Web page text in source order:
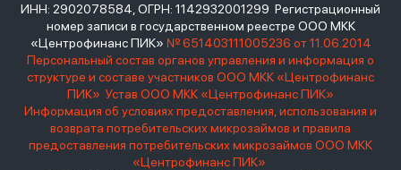
ИНН: 2902078584, ОГРН: 1142932001299 Регистрационный
номер записи в государственном реестре ООО МКК
«Центрофинанс ПИК» № 651403111005236 от 11.06.2014
Персональный состав органов управления и информация о
структуре и составе участников ООО МКК «Центрофинанс
ПИК» Устав ООО МКК «Центрофинанс ПИК»
Информация об условиях предоставления, использования и
возврата потребительских микрозаймов и правила
предоставления потребительских микрозаймов ООО МКК
«Центрофинанс ПИК»